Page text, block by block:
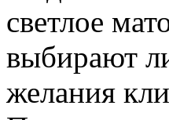
светлое
выбирают
желания